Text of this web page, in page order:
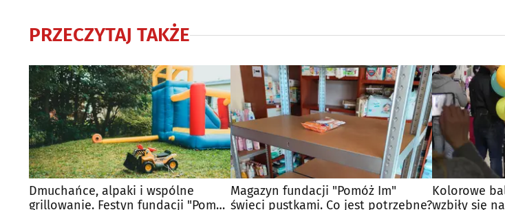
PRZECZYTAJ TAKŻE
Dmuchańce, alpaki i wspólne
grillowanie. Festyn fundacji "Pomóż
Magazyn fundacji "Pomóż Im"
świeci pustkami. Co jest potrzebne?
Kolorowe
wzbiły się